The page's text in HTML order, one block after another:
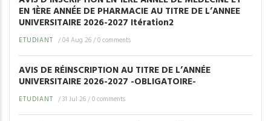
EN 1ÈRE ANNÉE DE PHARMACIE AU TITRE DE L’ANNEE
UNIVERSITAIRE 2026-2027 Itération2
ETUDIANT /04 Aug 26/0 comments
AVIS DE RÉINSCRIPTION AU TITRE DE L’ANNÉE
UNIVERSITAIRE 2026-2027 -OBLIGATOIRE-
ETUDIANT /31 Jul 26/0 comments